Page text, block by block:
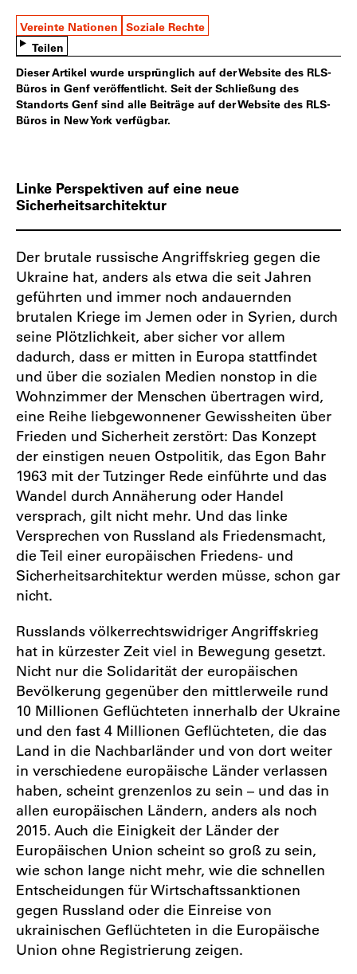
Vereinte Nationen Soziale Rechte
Teilen
Dieser Artikel wurde ursprünglich auf der Website des RLS-
Büros in Genf veröffentlicht. Seit der Schließung des
Standorts Genf sind alle Beiträge auf der Website des RLS-
Büros in New York verfügbar.
Linke Perspektiven auf eine neue
Sicherheitsarchitektur
Der brutale russische Angriffskrieg gegen die
Ukraine hat, anders als etwa die seit Jahren
geführten und immer noch andauernden
brutalen Kriege im Jemen oder in Syrien, durch
seine Plötzlichkeit, aber sicher vor allem
dadurch, dass er mitten in Europa stattfindet
und über die sozialen Medien nonstop in die
Wohnzimmer der Menschen übertragen wird,
eine Reihe liebgewonnener Gewissheiten über
Frieden und Sicherheit zerstört: Das Konzept
der einstigen neuen Ostpolitik, das Egon Bahr
1963 mit der Tutzinger Rede einführte und das
Wandel durch Annäherung oder Handel
versprach, gilt nicht mehr. Und das linke
Versprechen von Russland als Friedensmacht,
die Teil einer europäischen Friedens- und
Sicherheitsarchitektur werden müsse, schon gar
nicht.
Russlands völkerrechtswidriger Angriffskrieg
hat in kürzester Zeit viel in Bewegung gesetzt.
Nicht nur die Solidarität der europäischen
Bevölkerung gegenüber den mittlerweile rund
10 Millionen Geflüchteten innerhalb der Ukraine
und den fast 4 Millionen Geflüchteten, die das
Land in die Nachbarländer und von dort weiter
in verschiedene europäische Länder verlassen
haben, scheint grenzenlos zu sein – und das in
allen europäischen Ländern, anders als noch
2015. Auch die Einigkeit der Länder der
Europäischen Union scheint so groß zu sein,
wie schon lange nicht mehr, wie die schnellen
Entscheidungen für Wirtschaftssanktionen
gegen Russland oder die Einreise von
ukrainischen Geflüchteten in die Europäische
Union ohne Registrierung zeigen.